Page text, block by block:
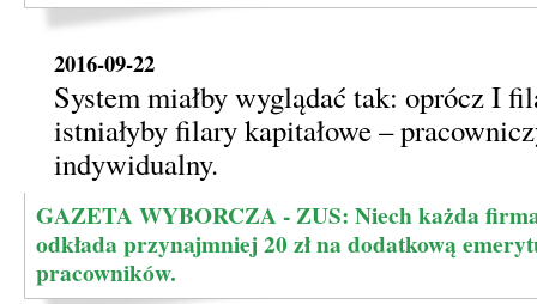
2016-09-22
System miałby wyglądać tak: oprócz I
istniałyby filary kapitałowe –
indywidualny.
GAZETA WYBORCZA - ZUS: Niech każda
odkłada przynajmniej 20 zł na dodatkową
pracowników.